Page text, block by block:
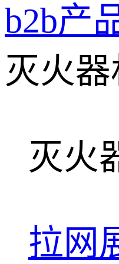
b2b产
灭火器
灭火
拉网